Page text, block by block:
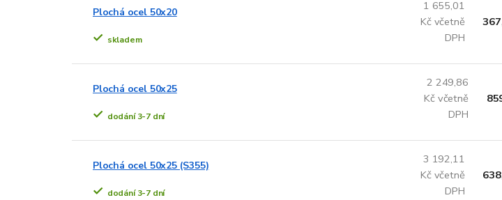
Plochá ocel 50x20
skladem
1 655,01
Kč včetně
DPH
Plochá ocel 50x25
dodání 3-7 dní
2 249,86
Kč včetně
DPH
Plochá ocel 50x25 (S355)
dodání 3-7 dní
3 192,11
Kč včetně
DPH